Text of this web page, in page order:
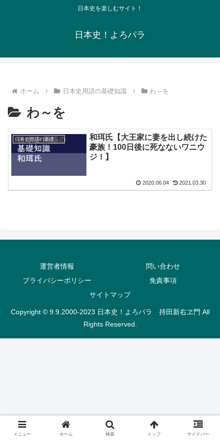
日本史を楽しむサイト！
日本史！よろパラ
ホーム 日本史用語の基礎知識 わ～を
わ～を
日本史用語の基礎知識
和珥氏【大王家に妻を出し続けた
豪族！100日後に死なないワニウ
ジ！】
2020.06.04 2021.03.30
運営者情報
問い合わせ
プライバシーポリシー
免責事項
サイトマップ
Copyright © 9.9.2000-2023 日本史！よろパラ 持田新右ヱ門 All
Rights Reserved.
メニュー ホーム 検索 トップ サイドバー